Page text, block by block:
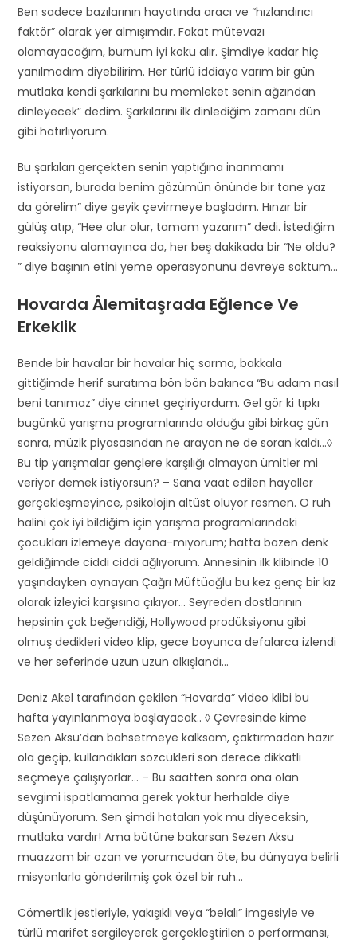
Ben sadece bazılarının hayatında aracı ve “hızlandırıcı
faktör” olarak yer almışımdır. Fakat mütevazı
olamayacağım, burnum iyi koku alır. Şimdiye kadar hiç
yanılmadım diyebilirim. Her türlü iddiaya varım bir gün
mutlaka kendi şarkılarını bu memleket senin ağzından
dinleyecek” dedim. Şarkılarını ilk dinlediğim zamanı dün
gibi hatırlıyorum.
Bu şarkıları gerçekten senin yaptığına inanmamı
istiyorsan, burada benim gözümün önünde bir tane yaz
da görelim” diye geyik çevirmeye başladım. Hınzır bir
gülüş atıp, “Hee olur olur, tamam yazarım” dedi. İstediğim
reaksiyonu alamayınca da, her beş dakikada bir “Ne oldu?
” diye başının etini yeme operasyonunu devreye soktum…
Hovarda Âlemitaşrada Eğlence Ve
Erkeklik
Bende bir havalar bir havalar hiç sorma, bakkala
gittiğimde herif suratıma bön bön bakınca “Bu adam nasıl
beni tanımaz” diye cinnet geçiriyordum. Gel gör ki tıpkı
bugünkü yarışma programlarında olduğu gibi birkaç gün
sonra, müzik piyasasından ne arayan ne de soran kaldı…◊
Bu tip yarışmalar gençlere karşılığı olmayan ümitler mi
veriyor demek istiyorsun? – Sana vaat edilen hayaller
gerçekleşmeyince, psikolojin altüst oluyor resmen. O ruh
halini çok iyi bildiğim için yarışma programlarındaki
çocukları izlemeye dayana-mıyorum; hatta bazen denk
geldiğimde ciddi ciddi ağlıyorum. Annesinin ilk klibinde 10
yaşındayken oynayan Çağrı Müftüoğlu bu kez genç bir kız
olarak izleyici karşısına çıkıyor… Seyreden dostlarının
hepsinin çok beğendiği, Hollywood prodüksiyonu gibi
olmuş dedikleri video klip, gece boyunca defalarca izlendi
ve her seferinde uzun uzun alkışlandı…
Deniz Akel tarafından çekilen “Hovarda” video klibi bu
hafta yayınlanmaya başlayacak.. ◊ Çevresinde kime
Sezen Aksu’dan bahsetmeye kalksam, çaktırmadan hazır
ola geçip, kullandıkları sözcükleri son derece dikkatli
seçmeye çalışıyorlar… – Bu saatten sonra ona olan
sevgimi ispatlamama gerek yoktur herhalde diye
düşünüyorum. Sen şimdi hataları yok mu diyeceksin,
mutlaka vardır! Ama bütüne bakarsan Sezen Aksu
muazzam bir ozan ve yorumcudan öte, bu dünyaya belirli
misyonlarla gönderilmiş çok özel bir ruh…
Cömertlik jestleriyle, yakışıklı veya “belalı” imgesiyle ve
türlü marifet sergileyerek gerçekleştirilen o performansı,